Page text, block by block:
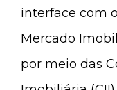
interface com
Mercado
por meio das